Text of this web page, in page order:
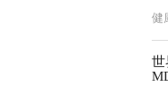
健
世